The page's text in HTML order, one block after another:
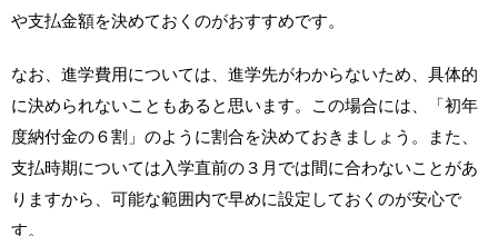
や支払金額を決めておくのがおすすめです。
なお、進学費用については、進学先がわからないため、具体的
に決められないこともあると思います。この場合には、「初年
度納付金の６割」のように割合を決めておきましょう。また、
支払時期については入学直前の３月では間に合わないことがあ
りますから、可能な範囲内で早めに設定しておくのが安心で
す。